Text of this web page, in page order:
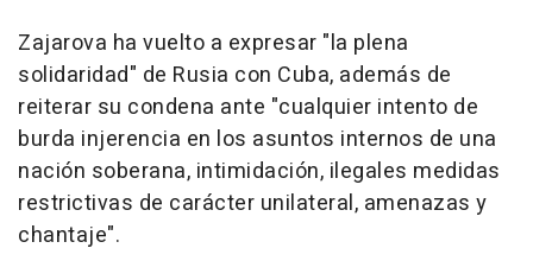
Zajarova ha vuelto a expresar "la plena
solidaridad" de Rusia con Cuba, además de
reiterar su condena ante "cualquier intento de
burda injerencia en los asuntos internos de una
nación soberana, intimidación, ilegales medidas
restrictivas de carácter unilateral, amenazas y
chantaje".